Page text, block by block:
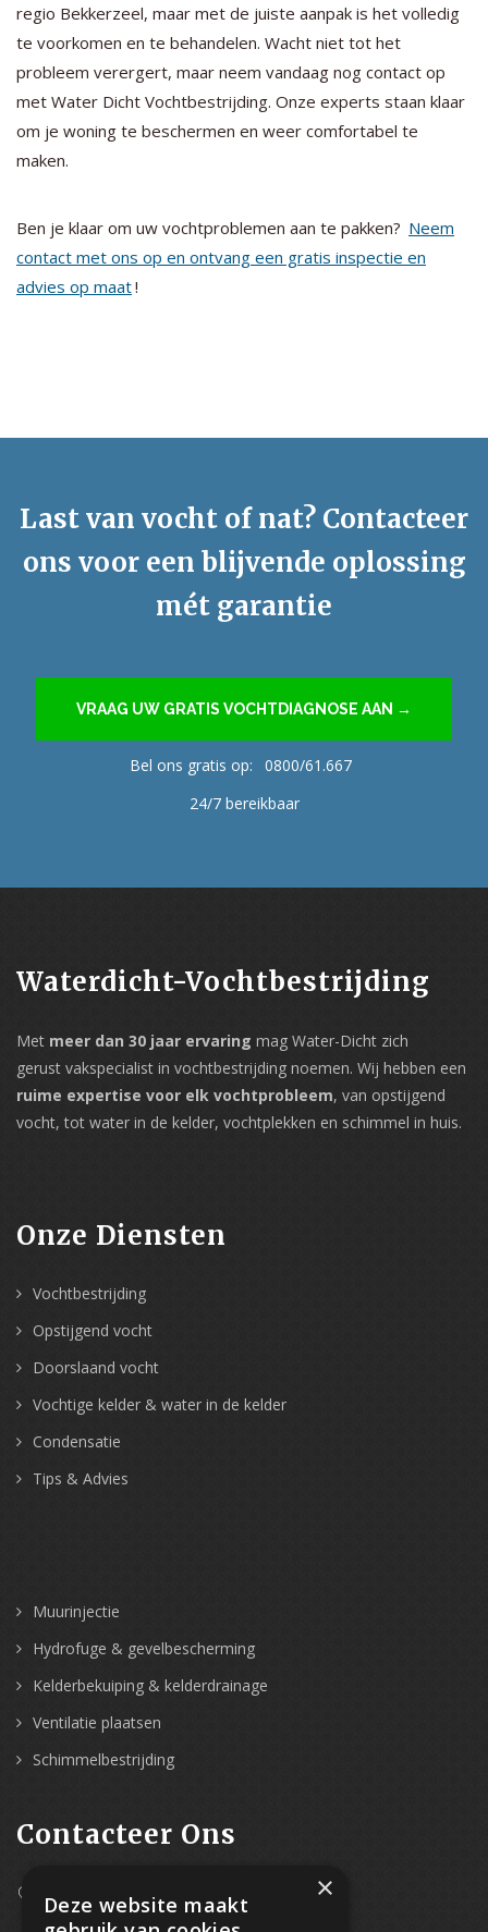
regio Bekkerzeel, maar met de juiste aanpak is het volledig
te voorkomen en te behandelen. Wacht niet tot het
probleem verergert, maar neem vandaag nog contact op
met Water Dicht Vochtbestrijding. Onze experts staan klaar
om je woning te beschermen en weer comfortabel te
maken.
Ben je klaar om uw vochtproblemen aan te pakken? Neem
contact met ons op en ontvang een gratis inspectie en
advies op maat!
Last van vocht of nat? Contacteer
ons voor een blijvende oplossing
mét garantie
VRAAG UW GRATIS VOCHTDIAGNOSE AAN →
Bel ons gratis op:
0800/61.667
24/7 bereikbaar
Waterdicht-Vochtbestrijding
Met meer dan 30 jaar ervaring mag Water-Dicht zich
gerust vakspecialist in vochtbestrijding noemen. Wij hebben een
ruime expertise voor elk vochtprobleem, van opstijgend
vocht, tot water in de kelder, vochtplekken en schimmel in huis.
Onze Diensten
Vochtbestrijding
Opstijgend vocht
Doorslaand vocht
Vochtige kelder & water in de kelder
Condensatie
Tips & Advies
Muurinjectie
Hydrofuge & gevelbescherming
Kelderbekuiping & kelderdrainage
Ventilatie plaatsen
Schimmelbestrijding
Contacteer Ons
Westpoort 37B,
2070 Zwijndrecht
×
Deze website maakt